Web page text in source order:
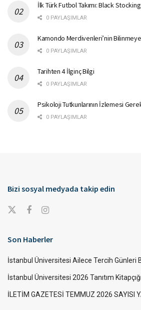
İlk Türk Futbol Takımı: Black
0 PAYLAŞIMLAR
Kamondo Merdivenleri’nin
0 PAYLAŞIMLAR
Tarihten 4 İlginç Bilgi
0 PAYLAŞIMLAR
Psikoloji Tutkunlarının İzlemesi
0 PAYLAŞIMLAR
Bizi sosyal medyada takip edin
Son Haberler
İstanbul Üniversitesi Ailece Tercih Günleri
İstanbul Üniversitesi 2026 Tanıtım
İLETİM GAZETESİ TEMMUZ 2026 SAYISI